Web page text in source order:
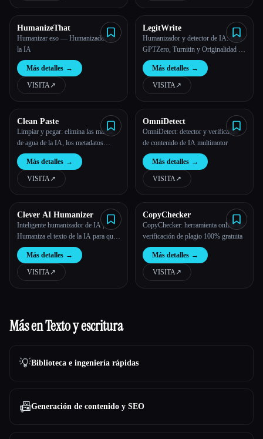
HumanizeThat
Humanizar eso — Humanizador de
la IA
Más detalles →
VISITA↗︎
LegitWrite
Humanizador y detector de IA: Beat
GPTZero, Turnitin y Originalidad |
LegitWrite
Más detalles →
VISITA↗︎
Clean Paste
Limpiar y pegar: elimina las marcas
de agua de la IA, los metadatos
ocultos y los personajes invisibles
Más detalles →
VISITA↗︎
OmniDetect
OmniDetect: detector y verificador
de contenido de IA multimotor
Más detalles →
VISITA↗︎
Clever AI Humanizer
Inteligente humanizador de IA |
Humaniza el texto de la IA para que
escriban de forma natural | Evita la
detección de la IA
Más detalles →
VISITA↗︎
CopyChecker
CopyChecker: herramienta online de
verificación de plagio 100% gratuita
Más detalles →
VISITA↗︎
Más en Texto y escritura
💡Biblioteca e ingeniería rápidas
📠Generación de contenido y SEO